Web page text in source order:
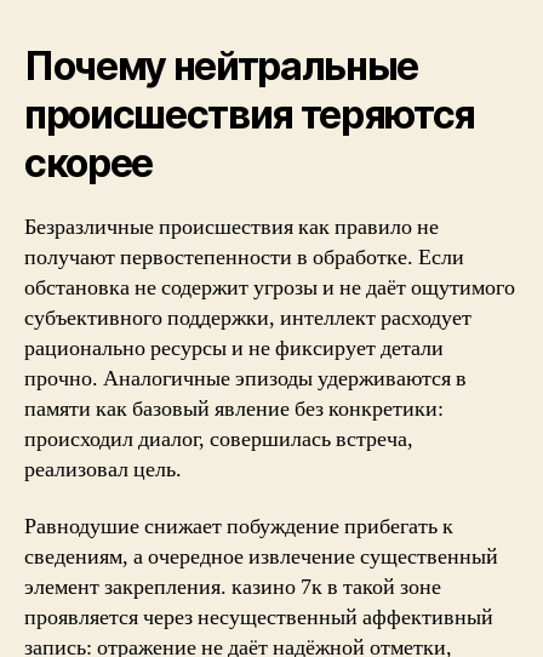
Почему нейтральные
происшествия теряются
скорее
Безразличные происшествия как правило не
получают первостепенности в обработке. Если
обстановка не содержит угрозы и не даёт ощутимого
субъективного поддержки, интеллект расходует
рационально ресурсы и не фиксирует детали
прочно. Аналогичные эпизоды удерживаются в
памяти как базовый явление без конкретики:
происходил диалог, совершилась встреча,
реализовал цель.
Равнодушие снижает побуждение прибегать к
сведениям, а очередное извлечение существенный
элемент закрепления. казино 7к в такой зоне
проявляется через несущественный аффективный
запись: отражение не даёт надёжной отметки,